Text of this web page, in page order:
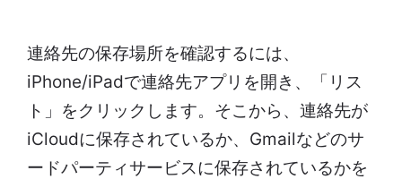
連絡先の保存場所を確認するには、
iPhone/iPadで連絡先アプリを開き、「リス
ト」をクリックします。そこから、連絡先が
iCloudに保存されているか、Gmailなどのサ
ードパーティサービスに保存されているかを